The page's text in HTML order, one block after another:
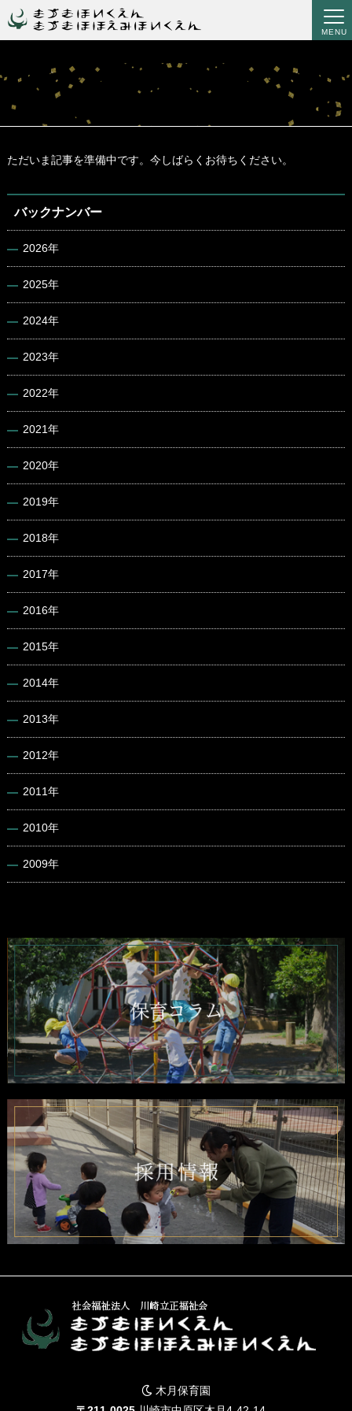
MENU
ただいま記事を準備中です。今しばらくお待ちください。
バックナンバー
2026年
2025年
2024年
2023年
2022年
2021年
2020年
2019年
2018年
2017年
2016年
2015年
2014年
2013年
2012年
2011年
2010年
2009年
木月保育園